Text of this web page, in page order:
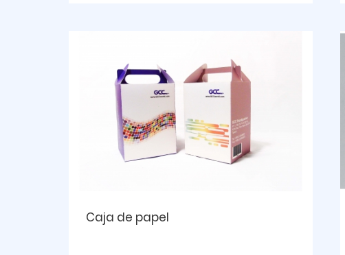
Caja de papel